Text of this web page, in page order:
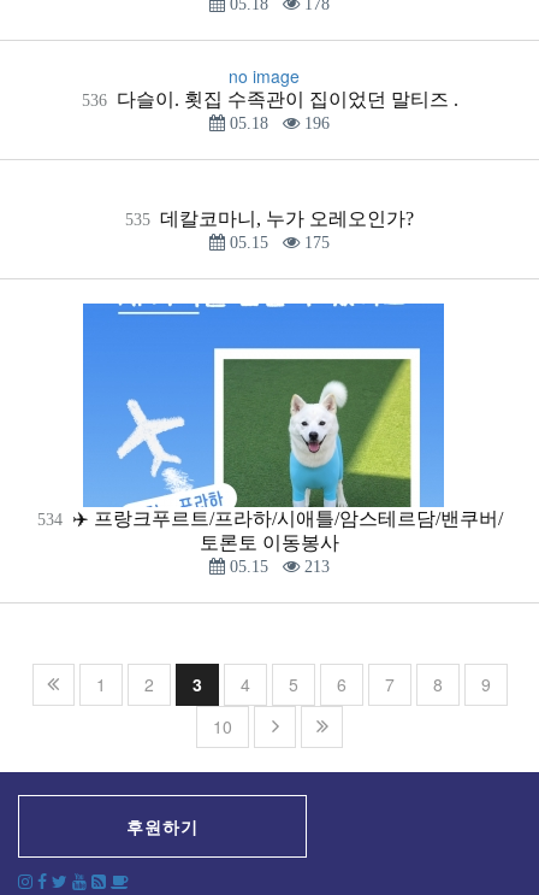
05.18 178
no image
536 다슬이. 횟집 수족관이 집이었던 말티즈 .
05.18 196
535 데칼코마니, 누가 오레오인가?
05.15 175
534
✈️ 프랑크푸르트/프라하/시애틀/암스테르담/밴쿠버/
토론토 이동봉사
05.15 213
1 2 3 4 5 6 7 8
9
10
후원하기